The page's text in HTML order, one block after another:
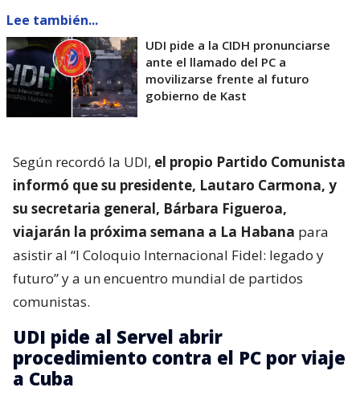
Lee también...
UDI pide a la CIDH pronunciarse
ante el llamado del PC a
movilizarse frente al futuro
gobierno de Kast
Según recordó la UDI, el propio Partido Comunista
informó que su presidente, Lautaro Carmona, y
su secretaria general, Bárbara Figueroa,
viajarán la próxima semana a La Habana para
asistir al “I Coloquio Internacional Fidel: legado y
futuro” y a un encuentro mundial de partidos
comunistas.
UDI pide al Servel abrir
procedimiento contra el PC por viaje
a Cuba